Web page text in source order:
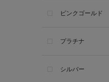
ピンクゴールド
プラチナ
シルバー